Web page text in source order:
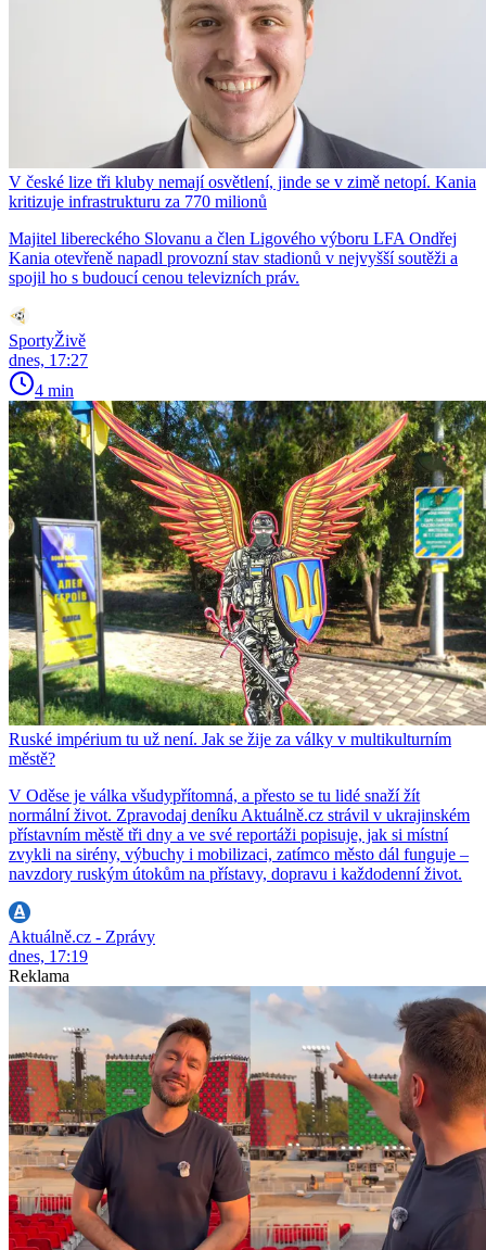
V české lize tři kluby nemají osvětlení, jinde se v zimě netopí. Kania
kritizuje infrastrukturu za 770 milionů
Majitel libereckého Slovanu a člen Ligového výboru LFA Ondřej
Kania otevřeně napadl provozní stav stadionů v nejvyšší soutěži a
spojil ho s budoucí cenou televizních práv.
SportyŽivě
dnes, 17:27
4 min
Ruské impérium tu už není. Jak se žije za války v multikulturním
městě?
V Oděse je válka všudypřítomná, a přesto se tu lidé snaží žít
normální život. Zpravodaj deníku Aktuálně.cz strávil v ukrajinském
přístavním městě tři dny a ve své reportáži popisuje, jak si místní
zvykli na sirény, výbuchy i mobilizaci, zatímco město dál funguje –
navzdory ruským útokům na přístavy, dopravu i každodenní život.
Aktuálně.cz - Zprávy
dnes, 17:19
Reklama